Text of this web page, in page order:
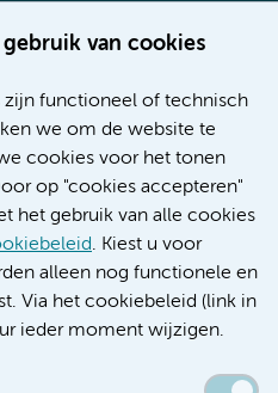
van cookies
zijn functioneel of technisch
we om de website te
cookies voor het tonen
op "cookies accepteren"
het gebruik van alle cookies
. Kiest u voor
alleen nog functionele en
Via het cookiebeleid (link in
ieder moment wijzigen.